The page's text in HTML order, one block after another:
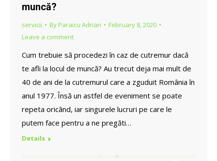
muncă?
servicii ByParaicu Adrian
February 8, 2020
Leave a comment
Cum trebuie să procedezi în caz de cutremur dacă
te afli la locul de muncă? Au trecut deja mai mult de
40 de ani de la cutremurul care a zguduit România în
anul 1977. Însă un astfel de eveniment se poate
repeta oricând, iar singurele lucruri pe care le
putem face pentru a ne pregăti…
Details